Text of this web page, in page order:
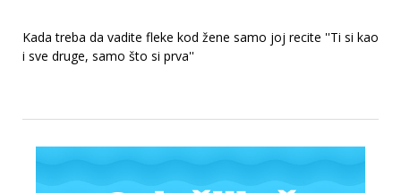
Kada treba da vadite fleke kod žene samo joj recite ''Ti si kao
i sve druge, samo što si prva''